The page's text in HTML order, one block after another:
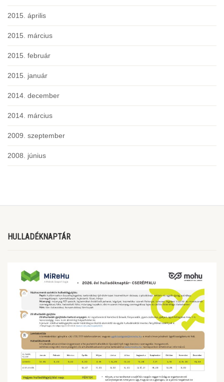
2015. április
2015. március
2015. február
2015. január
2014. december
2014. március
2009. szeptember
2008. június
HULLADÉKNAPTÁR